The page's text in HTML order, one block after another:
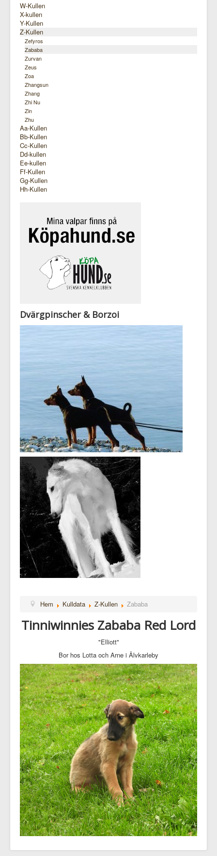
W-Kullen
X-kullen
Y-Kullen
Z-Kullen
Zefyros
Zababa
Zurvan
Zeus
Zoa
Zhangsun
Zhang
Zhi Nu
Zin
Zhu
Aa-Kullen
Bb-Kullen
Cc-Kullen
Dd-kullen
Ee-kullen
Ff-Kullen
Gg-Kullen
Hh-Kullen
Dvärgpinscher & Borzoi
Hem Kulldata Z-Kullen Zababa
Tinniwinnies Zababa Red Lord
"Elliott"
Bor hos Lotta och Arne i Älvkarleby